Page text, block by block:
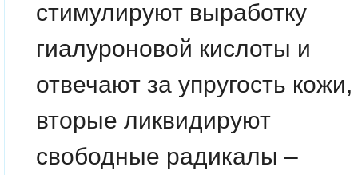
стимулируют выработку
гиалуроновой кислоты и
отвечают за упругость кожи,
вторые ликвидируют
свободные радикалы –